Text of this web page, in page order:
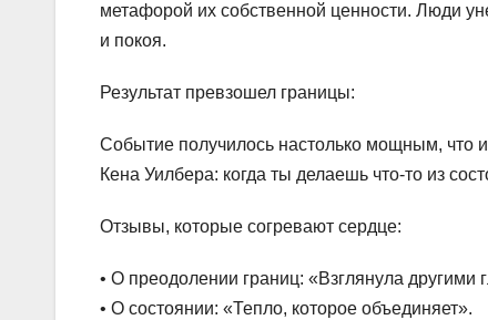
метафорой их собственной ценности. Люди
и покоя.
Результат превзошел границы:
Событие получилось настолько мощным, что
Кена Уилбера: когда ты делаешь что-то из
Отзывы, которые согревают сердце:
• О преодолении границ: «Взглянула
• О состоянии: «Тепло, которое объединяет».